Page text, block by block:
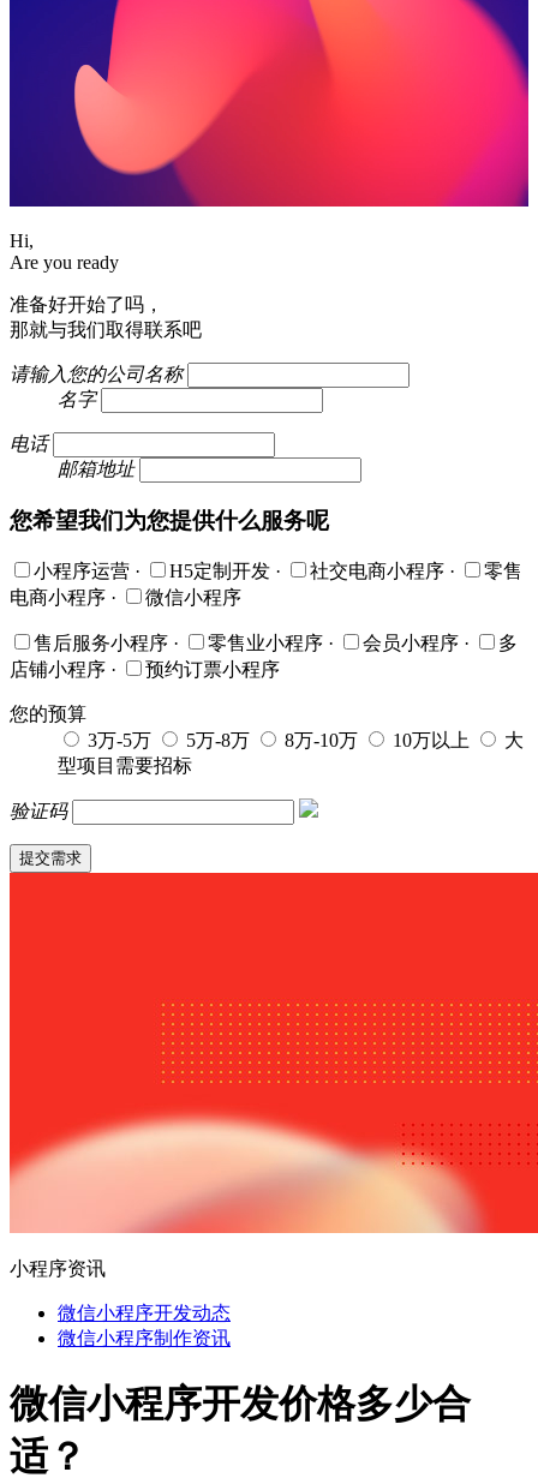
Hi,
Are you ready
准备好开始了吗，
那就与我们取得联系吧
请输入您的公司名称
名字
电话
邮箱地址
您希望我们为您提供什么服务呢
小程序运营 · H5定制开发 · 社交电商小程序 ·
零售
电商小程序 · 微信小程序
售后服务小程序 · 零售业小程序 · 会员小程序 ·
多
店铺小程序 · 预约订票小程序
您的预算
3万-5万
5万-8万 8万-10万 10万以上
大
型项目需要招标
验证码
小程序资讯
微信小程序开发动态
微信小程序制作资讯
微信小程序开发价格多少合
适？